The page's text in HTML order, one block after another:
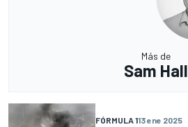
Más de
Sam Hall
FÓRMULA 113 ene 2025